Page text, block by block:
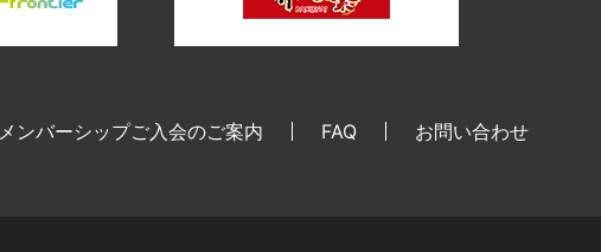
メンバーシップご入会のご案内 FAQ お問い合わせ